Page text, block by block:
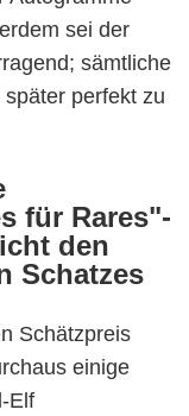
sei der
sämtliche
perfekt zu
für Rares"-
den
Schatzes
Schätzpreis
einige
Elf